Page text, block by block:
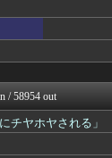
ファモザイク＠ネ...
ぴょい速報
速報
ー遅報
ム速報＠刃
んねる
/ 58954 out
チヤホヤされる」